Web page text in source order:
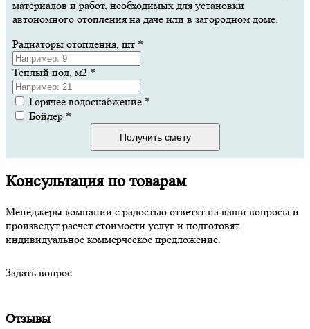
материалов и работ, необходимых для установки
автономного отопления на даче или в загородном доме.
Радиаторы отопления, шт *
Теплый пол, м2 *
Горячее водоснабжение *
Бойлер *
Получить смету
Консультация по товарам
Менеджеры компании с радостью ответят на ваши вопросы и
произведут расчет стоимости услуг и подготовят
индивидуальное коммерческое предложение.
Задать вопрос
Отзывы